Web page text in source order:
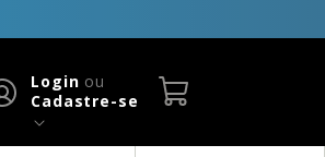
Login ou
Cadastre-se